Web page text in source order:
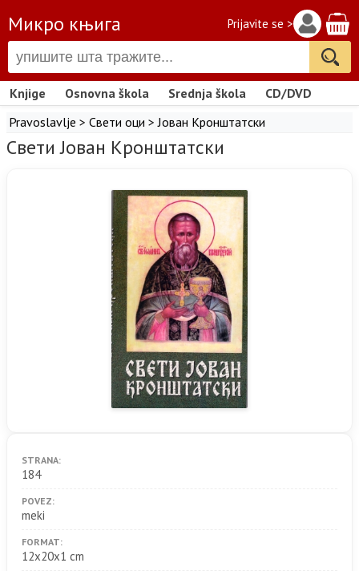
Микро књига Prijavite se >
Knjige Osnovna škola Srednja škola
CD/DVD
Pravoslavlje > Свети оци >Јован Кронштатски
Свети Јован Кронштатски
STRANA:
184
POVEZ:
meki
FORMAT:
12x20x1 cm